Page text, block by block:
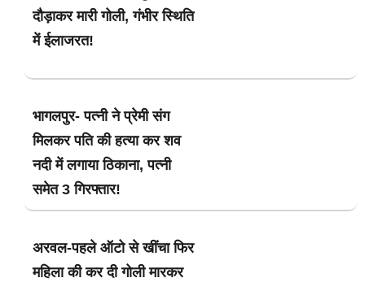
दौड़ाकर मारी गोली, गंभीर स्थिति
में ईलाजरत!
भागलपुर- पत्नी ने प्रेमी संग
मिलकर पति की हत्या कर शव
नदी में लगाया ठिकाना, पत्नी
समेत 3 गिरफ्तार!
अरवल-पहले ऑटो से खींचा फिर
महिला की कर दी गोली मारकर